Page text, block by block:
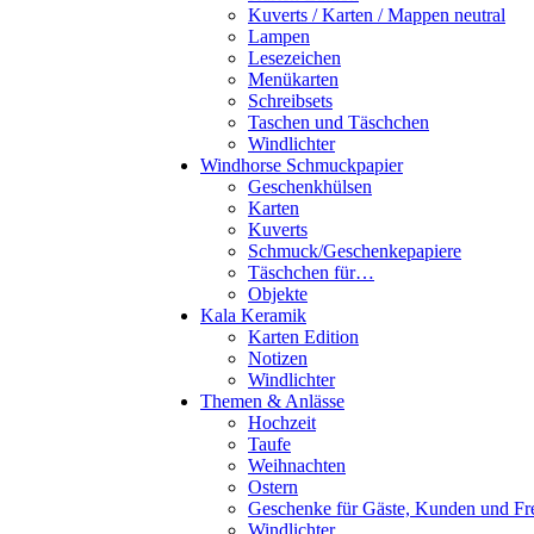
Kuverts / Karten / Mappen neutral
Lampen
Lesezeichen
Menükarten
Schreibsets
Taschen und Täschchen
Windlichter
Windhorse Schmuckpapier
Geschenkhülsen
Karten
Kuverts
Schmuck/Geschenkepapiere
Täschchen für…
Objekte
Kala Keramik
Karten Edition
Notizen
Windlichter
Themen & Anlässe
Hochzeit
Taufe
Weihnachten
Ostern
Geschenke für Gäste, Kunden und
Windlichter